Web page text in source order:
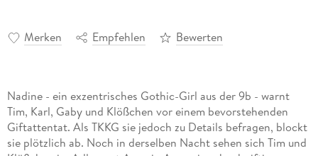
Merken Empfehlen Bewerten
Nadine - ein exzentrisches Gothic-Girl aus der 9b - warnt
Tim, Karl, Gaby und Klößchen vor einem bevorstehenden
Giftattentat. Als TKKG sie jedoch zu Details befragen, blockt
sie plötzlich ab. Noch in derselben Nacht sehen sich Tim und